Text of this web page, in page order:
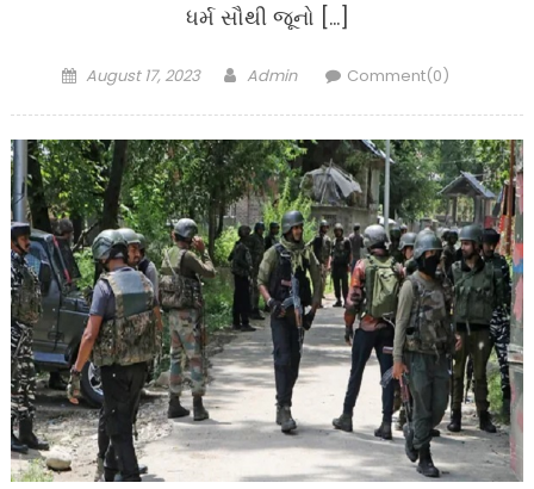
ધર્મ સૌથી જૂનો […]
Posted
August 17, 2023 Author
Admin Comment(0)